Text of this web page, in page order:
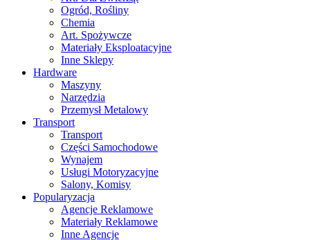
Ogród, Rośliny
Chemia
Art. Spożywcze
Materiały Eksploatacyjne
Inne Sklepy
Hardware
Maszyny
Narzędzia
Przemysł Metalowy
Transport
Transport
Części Samochodowe
Wynajem
Usługi Motoryzacyjne
Salony, Komisy
Popularyzacja
Agencje Reklamowe
Materiały Reklamowe
Inne Agencje